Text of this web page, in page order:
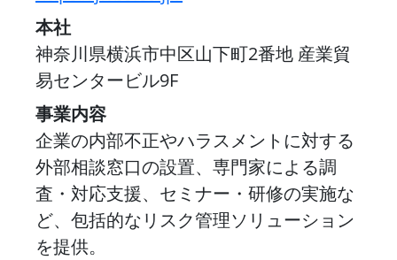
本社
神奈川県横浜市中区山下町2番地 産業貿
易センタービル9F
事業内容
企業の内部不正やハラスメントに対する
外部相談窓口の設置、専門家による調
査・対応支援、セミナー・研修の実施な
ど、包括的なリスク管理ソリューション
を提供。